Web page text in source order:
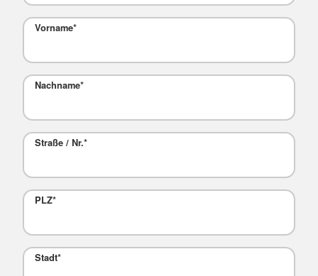
Vorname*
Nachname*
Straße / Nr.*
PLZ*
Stadt*